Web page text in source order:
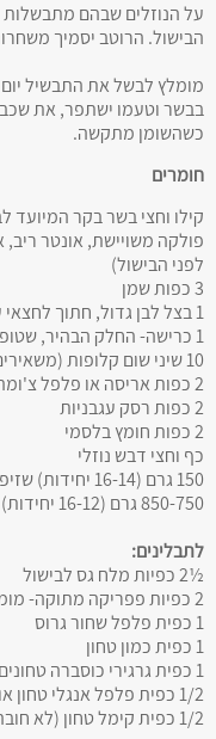
על הנוזלים שבהם מתבשלות
הבישול. הרוטב יסמיך
מומלץ לבשל את התבשיל יום
בבשר וטעמו ישתפר, את
כשהשומן מתקשה.
חומרים
קילו וחצי בשר בקר המיועד
פולקה משויישת, אונטר
לפני הבישול)
3 כפות שמן
1 בצל לבן גדול, חתוך לחצאי עיגולים דקים
1 כרישה- החלק הבהיר, שטופה וחתוכה לחצאי עיגולים דקים
10 שיני שום קלופות (משאירים אותן שלמות)
2 כפות אריסה או פלפל צ'ומה (קונים מוכן במרכולים)
2 כפות רסק עגבניות
2 כפות חומץ בלסמי
כף וחצי דבש נוזלי
150 גרם (16-14 יחידות) שזיפים מיובשים מגולענים
850-750 גרם (16-12 יחידות) תפוחי אדמה קטנים, קלופים
לתבלינים:
½2 כפיות מלח גס לבישול
2 כפיות פפריקה מתוקה- מומלץ לשלב עם פפריקה מעושנת
1 כפית פלפל שחור גרוס
1 כפית כמון טחון
1 כפית גרגירי כוסברה טחונים
1/2 כפית פלפל אנגלי טחון או בהרט
1/2 כפית קימל טחון (לא חובה)